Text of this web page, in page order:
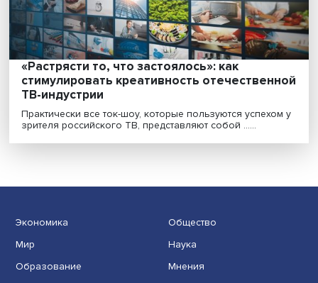
Цифровизация и русский язык: как
миграцию на благо страны
Российскому рынку труда потребуется
около 2,5 млн работников до 2030 года. Власти р......